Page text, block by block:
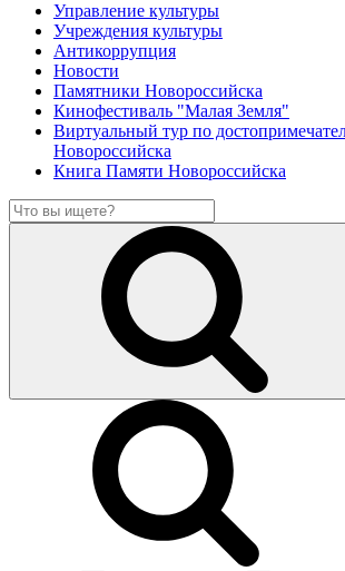
Управление культуры
Учреждения культуры
Антикоррупция
Новости
Памятники Новороссийска
Кинофестиваль "Малая Земля"
Виртуальный тур по
Новороссийска
Книга Памяти Новороссийска